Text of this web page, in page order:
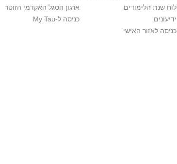
לוח שנת הלימודים
ידיעונים
כניסה לאזור האישי
ארגון הסגל האקדמי הזוטר
כניסה ל-My Tau